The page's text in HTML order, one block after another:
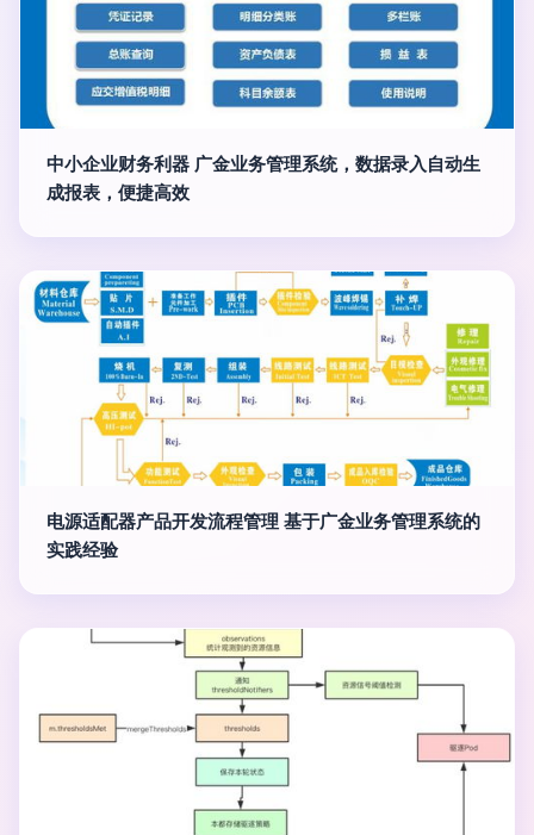
中小企业财务利器 广金业务管理系统，数据录入自动生
成报表，便捷高效
电源适配器产品开发流程管理 基于广金业务管理系统的
实践经验